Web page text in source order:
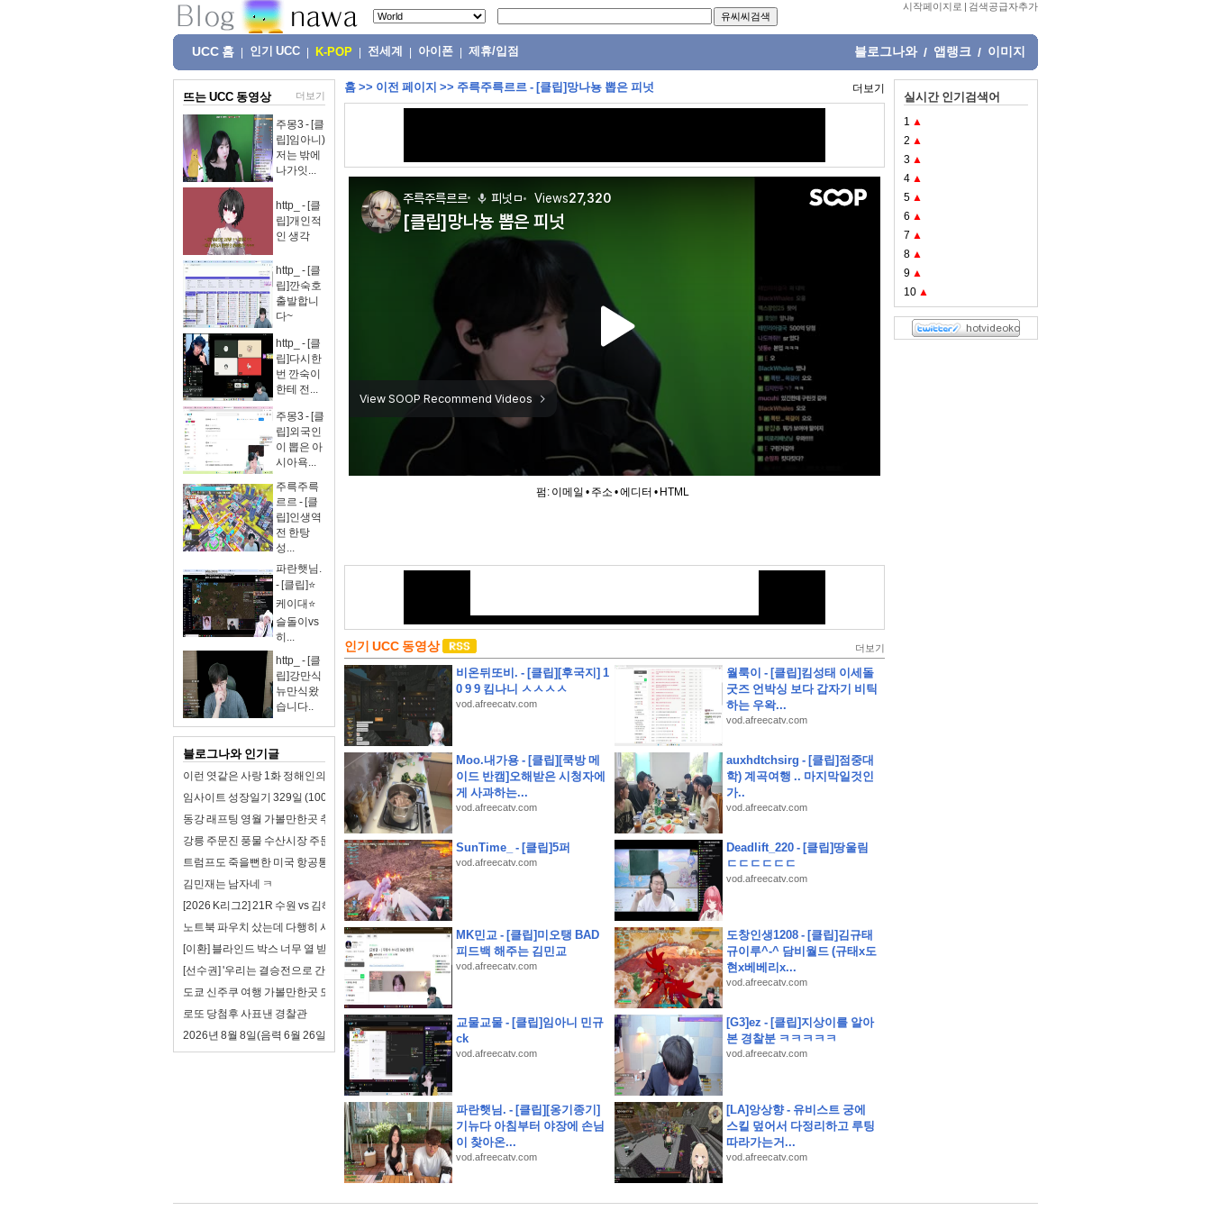
시작페이지로 | 검색공급자추가
UCC 홈 인기 UCC K-POP 전세계 아이폰 제휴/입점 블로그나와 / 앱랭크 / 이미지
뜨는 UCC 동영상 더보기
주몽3 - [클
립]임아니)
저는 밖에
나가잇...
http_ - [클
립]개인적
인 생각
http_ - [클
립]깐숙호
출발합니
다~
http_ - [클
립]다시한
번 깐숙이
한테 전...
주몽3 - [클
립]외국인
이 뽑은 아
시아욕...
주륵주륵
르르 - [클
립]인생역
전 한탕
성...
파란햇님.
- [클립]⭐
케이대⭐
슬돌이vs
히...
http_ - [클
립]강만식
뉴만식왔
습니다..
블로그나와 인기글
이런 엿같은 사랑 1화 정해인의 첫사랑 맑눈광 하영 누구였냐고 나는?
임사이트 성장일기 329일 (100일 챌린지): 회사 서류 뭉치 잃어버림
동강 래프팅 영월 가볼만한곳 추천
강릉 주문진 풍물 수산시장 주문진항 정혁수산 대게 포장 택배
트럼프도 죽을뻔한 미국 항공통제 시스템
김민재는 남자네 ㅋ
[2026 K리그2] 21R 수원 vs 김해 풀 하이라이트
노트북 파우치 샀는데 다행히 사이즈가 맞음
[이환] 블라인드 박스 너무 열 받는다.
[선수권] '우리는 결승전으로 간다!' 고려대 여자축구부, 위덕대에 2-0 승리.
도쿄 신주쿠 여행 가볼만한곳 도쿄 스시 맛집 회전초밥 쿠라스시 예약
로또 당첨후 사표낸 경찰관
2026년 8월 8일(음력 6월 26일) 토요일 띠별 운세
홈 >> 이전 페이지 >> 주륵주륵르르 - [클립]망나뇽 뽑은 피넛 더보기
펌: 이메일 • 주소 •에디터 • HTML
인기 UCC 동영상 더보기
비온뒤또비. - [클립][후국지] 1
0 9 9 킴나니 ㅅㅅㅅㅅ
vod.afreecatv.com
월룩이 - [클립]킴성태 이세돌
굿즈 언박싱 보다 갑자기 비틱
하는 우왁...
vod.afreecatv.com
Moo.내가용 - [클립][쿡방 메
이드 반캠]오해받은 시청자에
게 사과하는...
vod.afreecatv.com
auxhdtchsirg - [클립]점중대
학) 계곡여행 .. 마지막일것인
가..
vod.afreecatv.com
SunTime_ - [클립]5퍼
vod.afreecatv.com
Deadlift_220 - [클립]땅울림
ㄷㄷㄷㄷㄷㄷ
vod.afreecatv.com
MK민교 - [클립]미오탱 BAD
피드백 해주는 김민교
vod.afreecatv.com
도창인생1208 - [클립]김규태
규이루^-^ 담비월드 (규태x도
현x베베리x...
vod.afreecatv.com
교물교물 - [클립]임아니 민규
ck
vod.afreecatv.com
[G3]ez - [클립]지상이를 알아
본 경찰분 ㅋㅋㅋㅋㅋ
vod.afreecatv.com
파란햇님. - [클립][옹기종기]
기뉴다 아침부터 야장에 손님
이 찾아온...
vod.afreecatv.com
[LA]앙상향 - 유비스트 궁에
스킬 덮어서 다정리하고 루팅
따라가는거...
vod.afreecatv.com
실시간 인기검색어
1 ▲
2 ▲
3 ▲
4 ▲
5 ▲
6 ▲
7 ▲
8 ▲
9 ▲
10 ▲